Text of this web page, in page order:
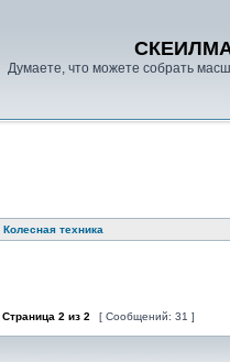
Думаете, что можете собрать
Колесная техника
Страница 2 из 2 [ Сообщений: 31 ]